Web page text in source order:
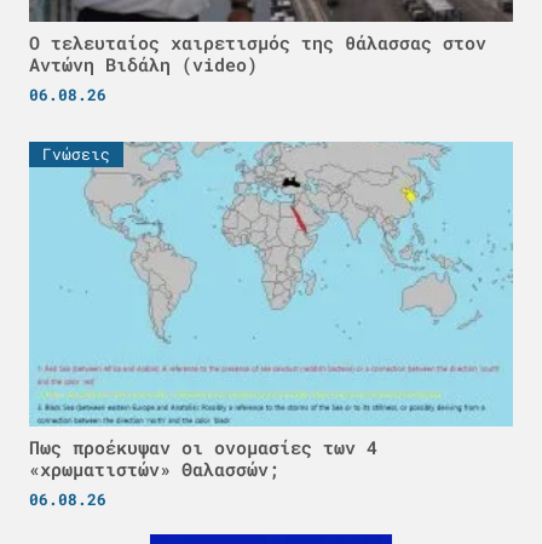
Ο τελευταίος χαιρετισμός της θάλασσας στον
Αντώνη Βιδάλη (video)
06.08.26
Γνώσεις
Πως προέκυψαν οι ονομασίες των 4
«χρωματιστών» Θαλασσών;
06.08.26